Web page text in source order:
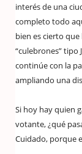
interés de una
completo todo
bien es cierto
“culebrones” tipo
continúe con la
ampliando una
Si hoy hay quien
votante, ¿qué
Cuidado, porque